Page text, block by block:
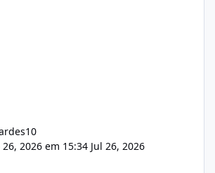
26, 2026 em 15:34 Jul 26, 2026